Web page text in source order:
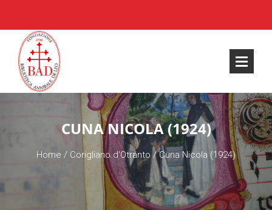
CUNA NICOLA (1924)
Home / Corigliano d'Otranto/Cuna Nicola (1924)